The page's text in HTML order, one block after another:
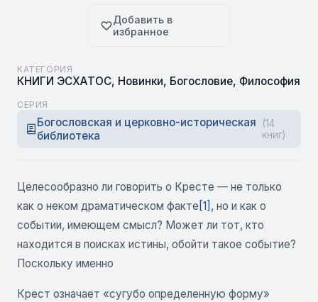
Добавить в
избранное
КАТЕГОРИЯ
КНИГИ ЭСХАТОС, Новинки, Богословие, Философия
СЕРИЯ
Богословская и церковно-историческая
библиотека
(14
книг)
Целесообразно ли говорить о Кресте — не только
как о неком драматическом факте [1] , но и как о
событии, имеющем смысл? Может ли тот, кто
находится в поисках истины, обойти такое событие?
Поскольку именно
Крест означает «сугубо определенную форму»